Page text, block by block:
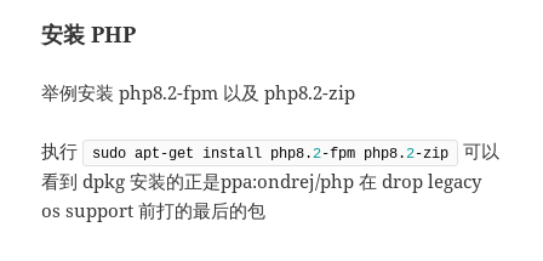
安装 PHP
举例安装 php8.2-fpm 以及 php8.2-zip
执行 sudo apt-get install php8.2-fpm php8.2-zip
可以
看到 dpkg 安装的正是ppa:ondrej/php 在 drop legacy
os support 前打的最后的包